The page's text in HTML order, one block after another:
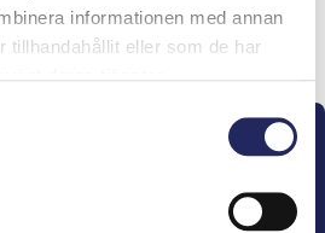
informationen med annan
tillhandahållit eller som de har
tiimiin